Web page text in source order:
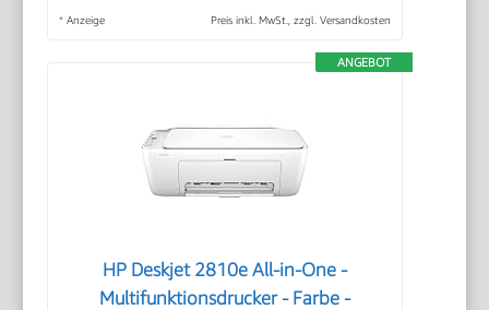
* Anzeige Preis inkl. MwSt., zzgl. Versandkosten
ANGEBOT
HP Deskjet 2810e All-in-One -
Multifunktionsdrucker - Farbe -